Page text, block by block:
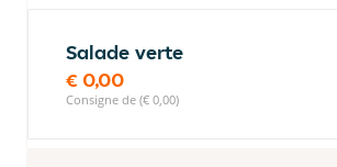
Salade verte
€ 0,00
Consigne de (€ 0,00)